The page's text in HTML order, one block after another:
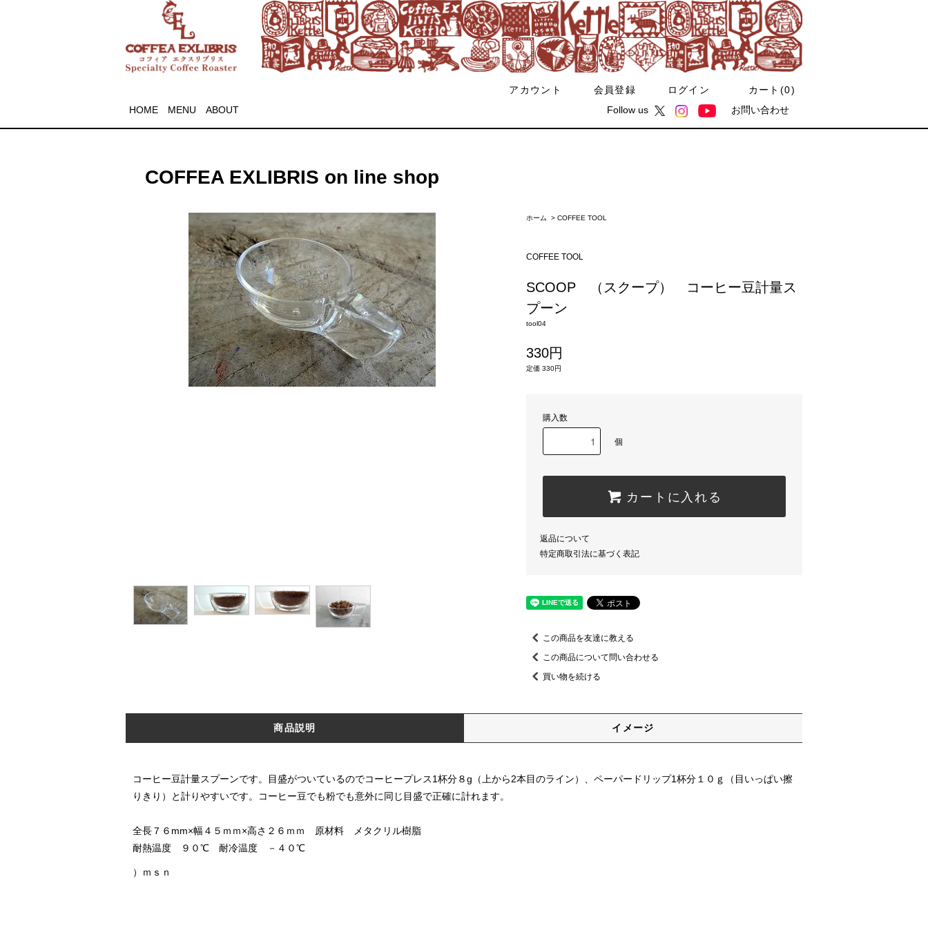
アカウント 会員登録 ログイン カート(0)
HOME
MENU ABOUT Follow us お問い合わせ
COFFEA EXLIBRIS on line shop
ホーム > COFFEE TOOL
COFFEE TOOL
SCOOP （スクープ） コーヒー豆計量ス
プーン
tool04
330円
定価 330円
購入数
個
カートに入れる
返品について
特定商取引法に基づく表記
この商品を友達に教える
この商品について問い合わせる
買い物を続ける
商品説明 イメージ
コーヒー豆計量スプーンです。目盛がついているのでコーヒープレス1杯分８g（上から2本目のライン）、ペーパードリップ1杯分１０ｇ（目いっぱい擦
りきり）と計りやすいです。コーヒー豆でも粉でも意外に同じ目盛で正確に計れます。
全長７６mm×幅４５ｍｍ×高さ２６ｍｍ 原材料 メタクリル樹脂
耐熱温度 ９０℃ 耐冷温度 －４０℃
）ｍｓｎ